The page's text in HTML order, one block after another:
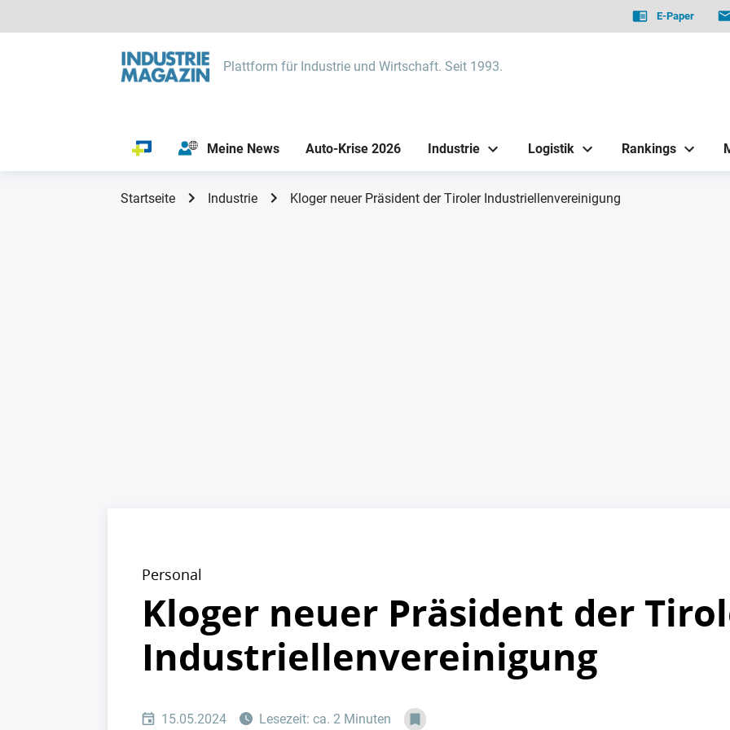
E-Paper
Plattform für Industrie und Wirtschaft. Seit 1993.
Meine News Auto-Krise 2026 Industrie Logistik Rankings
Startseite Industrie Kloger neuer Präsident der Tiroler Industriellenvereinigung
Personal
Kloger neuer Präsident der
Industriellenvereinigung
15.05.2024 Lesezeit: ca. 2 Minuten